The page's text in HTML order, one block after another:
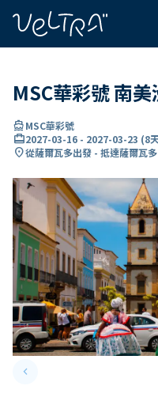
MSC華彩號 南
directions_boatMSC華彩號
card_travel2027-03-16 - 2027-03-23 (8
location_on從薩爾瓦多出發 - 抵達薩爾瓦多
keyboard_arrow_leftPrevious slide